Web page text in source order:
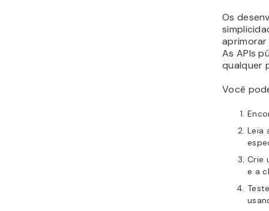
Os
As APIs
qualquer
Você
Leia
Crie
e a